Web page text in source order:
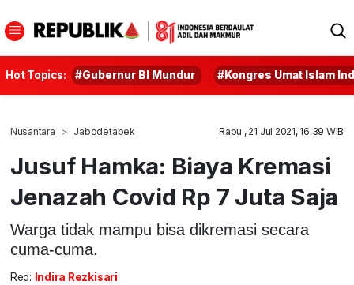
Hot Topics: #Gubernur BI Mundur #Kongres Umat Islam
Nusantara Jabodetabek Rabu , 21 Jul 2021, 16:39 WIB
Jusuf Hamka: Biaya Kremasi
Jenazah Covid Rp 7 Juta Saja
Warga tidak mampu bisa dikremasi secara
cuma-cuma.
Red: Indira Rezkisari